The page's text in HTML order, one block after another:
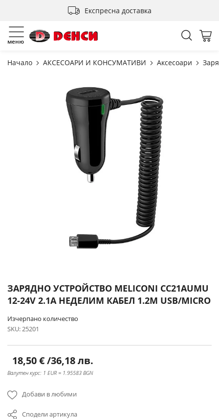
Експресна доставка
меню
Начало АКСЕСОАРИ И КОНСУМАТИВИ Аксесоари
Преминете
към
началото
на
галерия
снимки
ЗАРЯДНО УСТРОЙСТВО MELICONI CC21AUMU
12-24V 2.1А НЕДЕЛИМ КАБЕЛ 1.2М USB/MICRO
Изчерпано количество
SKU 25201
18,50 €/36,18 лв.
Валутен курс: 1 EUR = 1.95583 BGN
Добави в любими
Сподели артикула